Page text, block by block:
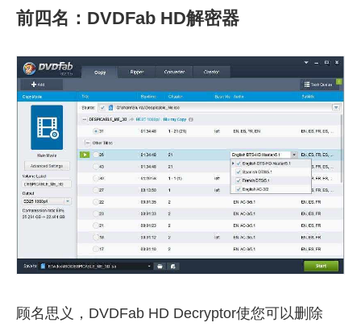
前四名：DVDFab HD解密器
顾名思义，DVDFab HD Decryptor使您可以删除